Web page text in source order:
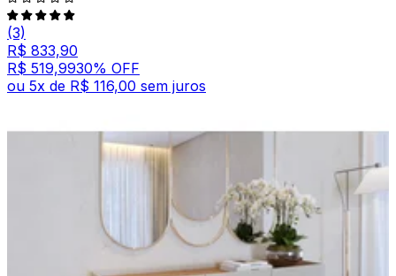
(3)
R$ 833,90
R$ 519,9930% OFF
ou 5x de R$ 116,00 sem juros